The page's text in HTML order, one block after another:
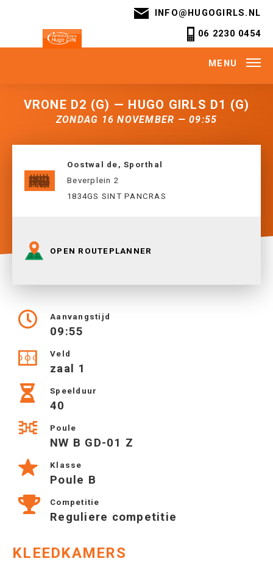
INFO@HUGOGIRLS.NL
06 2230 0454
MENU
VRONE D2 (G) — HUGO GIRLS D1 (G)
ZONDAG 16 NOVEMBER — 09:55
Oostwal de, Sporthal
Beverplein 2
1834GS SINT PANCRAS
OPEN ROUTEPLANNER
Aanvangstijd
09:55
Veld
zaal 1
Speelduur
40
Poule
NW B GD-01 Z
Klasse
Poule B
Competitie
Reguliere competitie
KLEEDKAMERS